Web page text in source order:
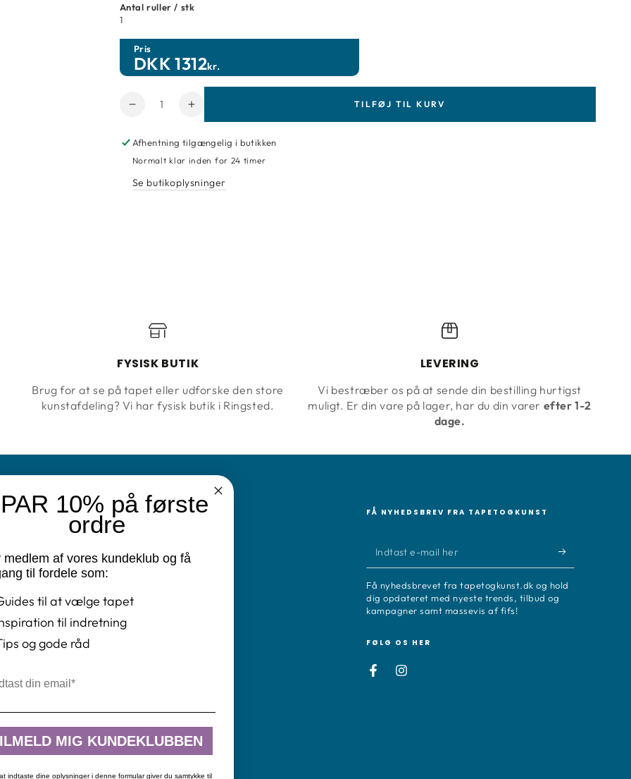
Antal ruller / stk
1
Pris
DKK 1312kr.
Antal
Reducer
for
Tapet
Morris
Forøg
mængde
for
Tapet
Morris
TILFØJ TIL KURV
Afhentning tilgængelig i butikken
Normalt klar inden for 24 timer
Se butikoplysninger
FYSISK BUTIK
Brug for at se på tapet eller udforske den store
kunstafdeling? Vi har fysisk butik i Ringsted.
LEVERING
Vi bestræber os på at sende din bestilling hurtigst
muligt. Er din vare på lager, har du din varer efter 1-2
dage.
FÅ NYHEDSBREV FRA TAPETOGKUNST
Indtast
e-
mail
her
Få nyhedsbrevet fra tapetogkunst.dk og hold
dig opdateret med nyeste trends, tilbud og
kampagner samt massevis af fifs!
FØLG OS HER
FacebookInstagram
10% på første
ordre
medlem af vores kundeklub og få
til fordele som:
til at vælge tapet
til indretning
og gode råd
MIG KUNDEKLUBBEN
indtaste dine oplysninger i denne formular giver du samtykke til